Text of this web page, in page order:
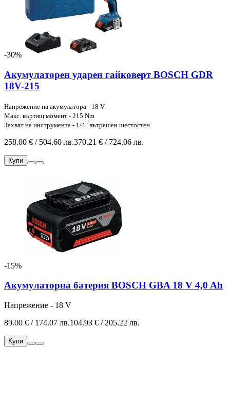
-30%
Акумулаторен ударен гайковерт BOSCH GDR
18V-215
Напрежение на акумулатора - 18 V
Макс. въртящ момент - 215 Nm
Захват на инструмента - 1/4" вътрешен шестостен
258.00 € / 504.60 лв.370.21 € / 724.06 лв.
Купи
-15%
Акумулаторна батерия BOSCH GBA 18 V 4,0 Ah
Напрежение - 18 V
89.00 € / 174.07 лв.104.93 € / 205.22 лв.
Купи